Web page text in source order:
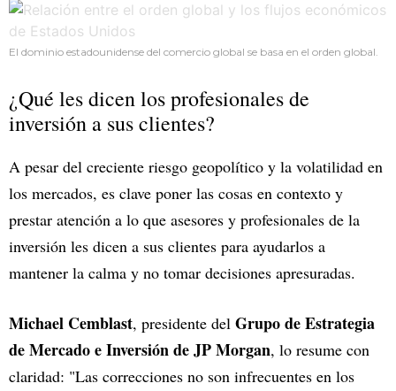
El dominio estadounidense del comercio global se basa en el orden global.
¿Qué les dicen los profesionales de
inversión a sus clientes?
A pesar del creciente riesgo geopolítico y la volatilidad en
los mercados, es clave poner las cosas en contexto y
prestar atención a lo que asesores y profesionales de la
inversión les dicen a sus clientes para ayudarlos a
mantener la calma y no tomar decisiones apresuradas.
Michael Cemblast, presidente del Grupo de Estrategia
de Mercado e Inversión de JP Morgan, lo resume con
claridad: "Las correcciones no son infrecuentes en los